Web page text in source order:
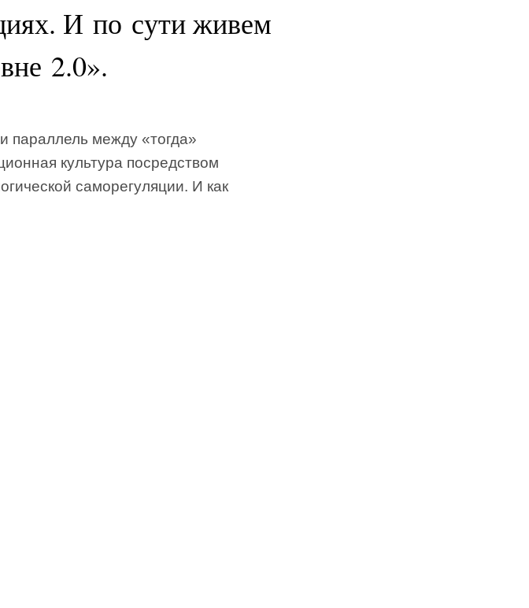
И по сути живем
2.0».
параллель между «тогда»
культура посредством
саморегуляции. И как